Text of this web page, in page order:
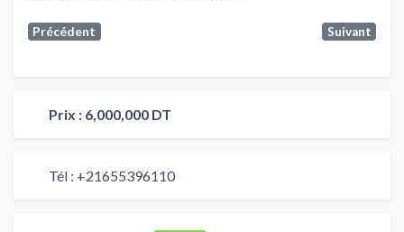
Précédent Suivant
Prix : 6,000,000 DT
Tél : +21655396110